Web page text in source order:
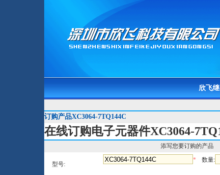
欣飞
订购产品XC3064-7TQ144C
在线订购电子元器件XC3064-
添写您要订购的产品
型号:
* 数量: